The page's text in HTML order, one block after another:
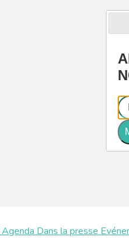
Agenda Dans la presse